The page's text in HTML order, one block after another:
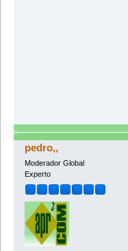
pedro,,
Moderador Global
Experto